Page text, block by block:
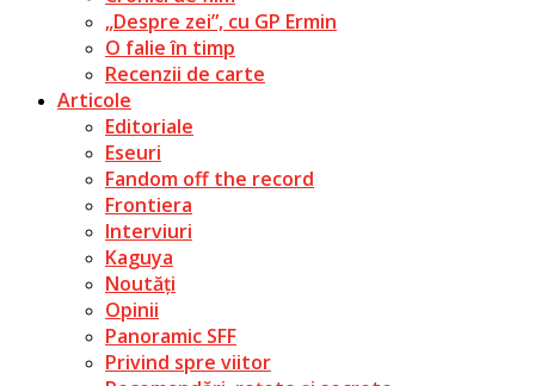
„Despre zei”, cu GP Ermin
O falie în timp
Recenzii de carte
Articole
Editoriale
Eseuri
Fandom off the record
Frontiera
Interviuri
Kaguya
Noutăți
Opinii
Panoramic SFF
Privind spre viitor